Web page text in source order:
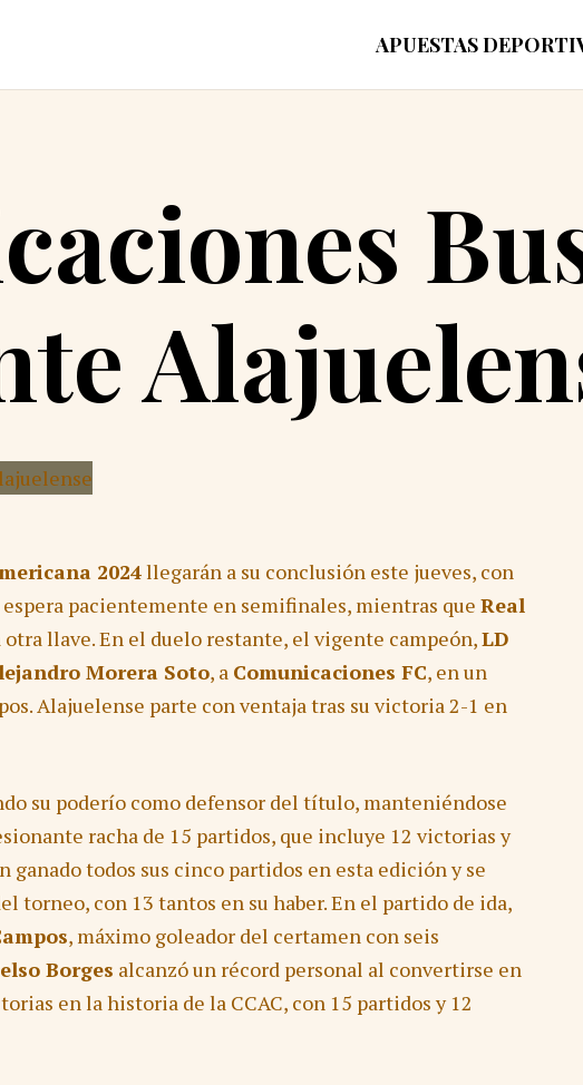
APUESTAS
2024llegarán a su conclusión este jueves, con
espera pacientemente en semifinales, mientras que Real
llave. En el duelo restante, el vigente campeón,LD
Morera Soto, a Comunicaciones FC, en un
Alajuelense parte con ventaja tras su victoria 2-1 en
su poderío como defensor del título, manteniéndose
racha de 15 partidos, que incluye 12 victorias y
ganado todos sus cinco partidos en esta edición y se
torneo, con 13 tantos en su haber. En el partido de ida,
, máximo goleador del certamen con seis
Borges alcanzó un récord personal al convertirse en
en la historia de la CCAC, con 15 partidos y 12